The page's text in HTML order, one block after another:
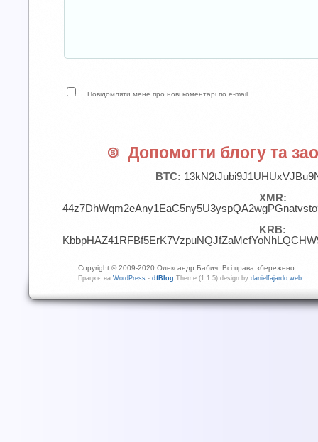
Повідомляти мене про нові коментарі по e-mail
Допомогти блогу та
BTC:
XMR:
KRB:
Copyright © 2009-2020 Олександр Бабич. Всі права збережено.
Працює на WordPress - dfBlog Theme (1.1.5) design by danielfajardo web